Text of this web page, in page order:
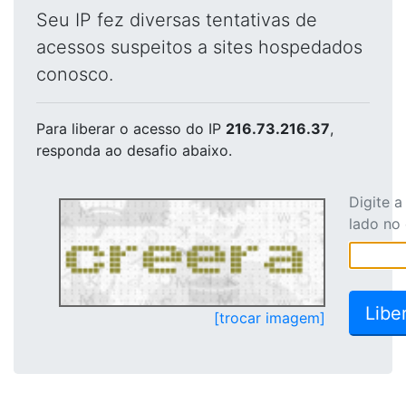
Seu IP fez diversas tentativas de
acessos suspeitos a sites hospedados
conosco.
Para liberar o acesso do IP 216.73.216.37,
responda ao desafio abaixo.
[trocar imagem]
Digite
lado no